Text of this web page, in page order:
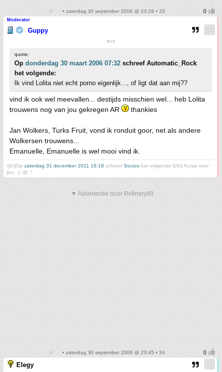
• zaterdag 30 september 2006 @ 23:29 • 33
Moderator
Guppy
dus
quote:
Op donderdag 30 maart 2006 07:32 schreef Automatic_Rock
het volgende:
Ik vind Lolita niet echt porno eigenlijk..., of ligt dat aan mij??
vind ik ook wel meevallen... destijds misschien wel... heb Lolita
trouwens nog van jou gekregen AR
thankies
Jan Wolkers, Turks Fruit, vond ik ronduit goor, net als andere
Wolkersen trouwens...
Emanuelle, Emanuelle is wel mooi vind ik.
\[b\]Op zaterdag 31 december 2011 16:16 schreef Socios het volgende:\[/b\] Kusje voor
jou. :) :@ :*
▼ Advertentie door Refinery89
• zaterdag 30 september 2006 @ 23:45 • 34
Elegy